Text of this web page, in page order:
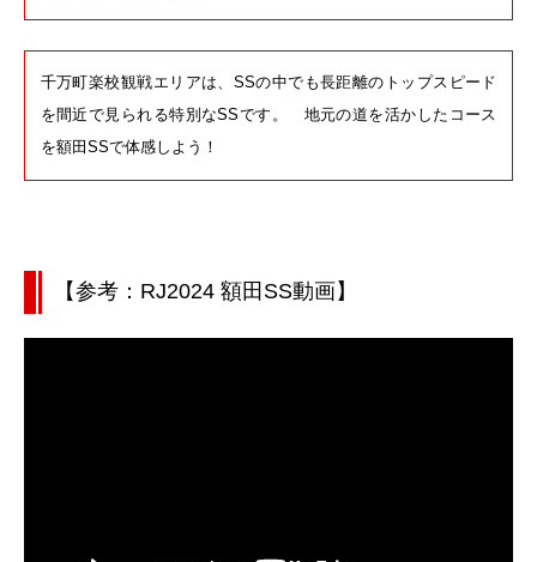
千万町楽校観戦エリアは、SSの中でも長距離のトップスピード
を間近で見られる特別なSSです。 地元の道を活かしたコース
を額田SSで体感しよう！
【参考：RJ2024 額田SS動画】